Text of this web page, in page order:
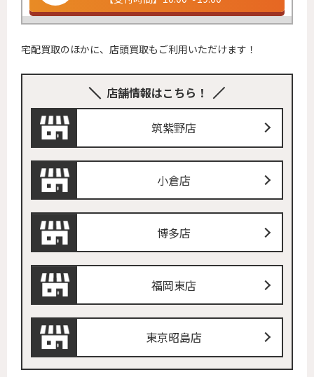
宅配買取のほかに、店頭買取もご利用いただけます！
店舗情報はこちら！
筑紫野店
小倉店
博多店
福岡東店
東京昭島店